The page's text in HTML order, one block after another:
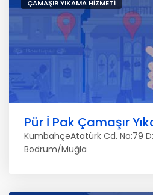
ÇAMAŞIR YIKAMA HIZMETI
Pür İ Pak Çamaşır
KumbahçeAtatürk Cd. No:79
Bodrum/Muğla